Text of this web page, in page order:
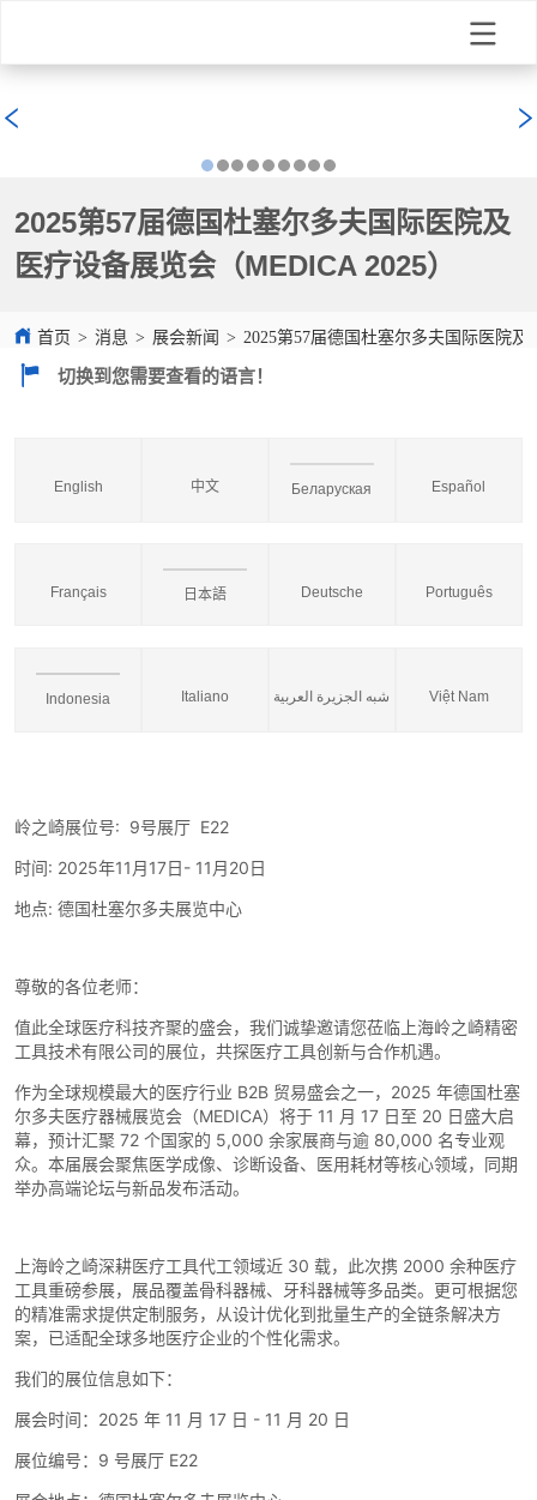
2025第57届德国杜塞尔多夫国际医院及
医疗设备展览会（MEDICA 2025）
首页 > 消息 > 展会新闻 > 2025第57届德国杜塞尔多夫国际医院
切换到您需要查看的语言！
English 中文 Беларуская Español
Français 日本語 Deutsche Português
Indonesia Italiano شبه الجزيرة العربية Việt Nam